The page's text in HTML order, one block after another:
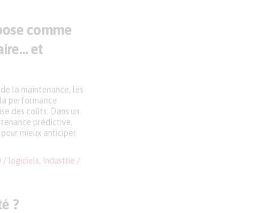
comme
et
/ logiciels
Industrie /
la maintenance, les
performance
des coûts. Dans un
prédictive,
mieux anticiper
?